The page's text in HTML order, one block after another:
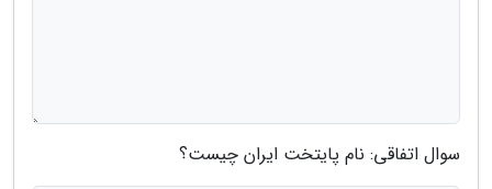
سوال اتفاقی: نام پایتخت ایران چیست؟